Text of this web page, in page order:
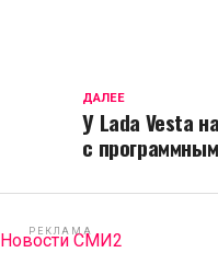
ДАЛЕЕ
У Lada Vesta
с
РЕКЛАМА
Новости СМИ2